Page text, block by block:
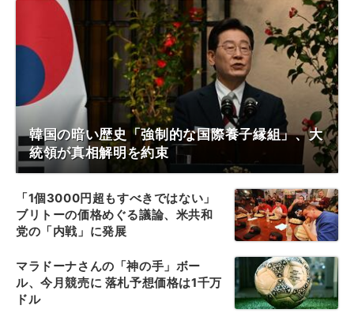
韓国の暗い歴史「強制的な国際養子縁組」、大
統領が真相解明を約束
「1個3000円超もすべきではない」
ブリトーの価格めぐる議論、米共和
党の「内戦」に発展
マラドーナさんの「神の手」ボー
ル、今月競売に 落札予想価格は1千万
ドル